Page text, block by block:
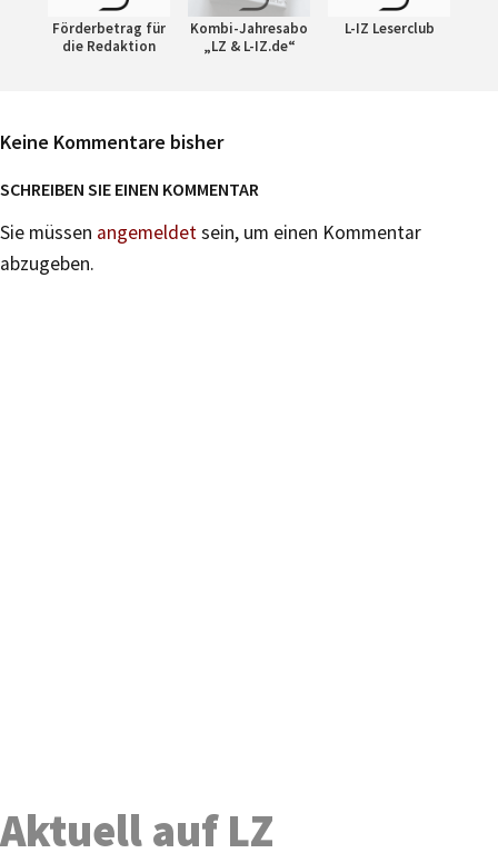
Förderbetrag für
die Redaktion
Kombi-Jahresabo
„LZ & L-IZ.de“
L-IZ Leserclub
Keine Kommentare bisher
SCHREIBEN SIE EINEN KOMMENTAR
Sie müssen angemeldetsein, um einen Kommentar
abzugeben.
Aktuell auf LZ